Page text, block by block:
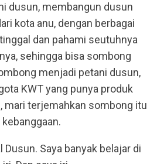
dusun, membangun dusun
kota anu, dengan berbagai
dan pahami seutuhnya
sehingga bisa sombong
menjadi petani dusun,
KWT yang punya produk
mari terjemahkan sombong itu
Saya banyak belajar di